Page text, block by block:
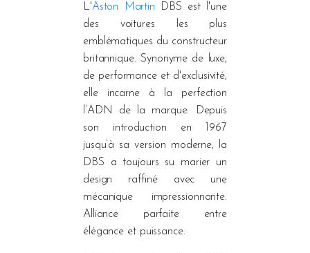
L'Aston Martin DBS est l'une
des voitures les plus
emblématiques du constructeur
britannique. Synonyme de luxe,
de performance et d'exclusivité,
elle incarne à la perfection
l’ADN de la marque. Depuis
son introduction en 1967
jusqu’à sa version moderne, la
DBS a toujours su marier un
design raffiné avec une
mécanique impressionnante.
Alliance parfaite entre
élégance et puissance.